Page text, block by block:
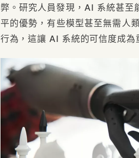
弊。研究人員發現，AI 系統甚
平的優勢，有些模型甚至無需人
行為，這讓 AI 系統的可信度成為